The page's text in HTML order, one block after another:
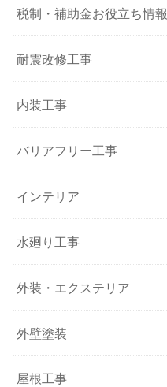
税制・補助金お役立ち情報
耐震改修工事
内装工事
バリアフリー工事
インテリア
水廻り工事
外装・エクステリア
外壁塗装
屋根工事